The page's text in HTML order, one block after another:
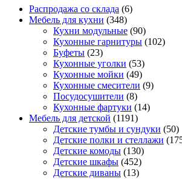
Распродажа со склада (6)
Мебель для кухни (348)
Кухни модульные (90)
Кухонные гарнитуры (102)
Буфеты (23)
Кухонные уголки (53)
Кухонные мойки (49)
Кухонные смесители (9)
Посудосушители (8)
Кухонные фартуки (14)
Мебель для детской (1191)
Детские тумбы и сундуки (50)
Детские полки и стеллажи
Детские комоды (130)
Детские шкафы (452)
Детские диваны (13)